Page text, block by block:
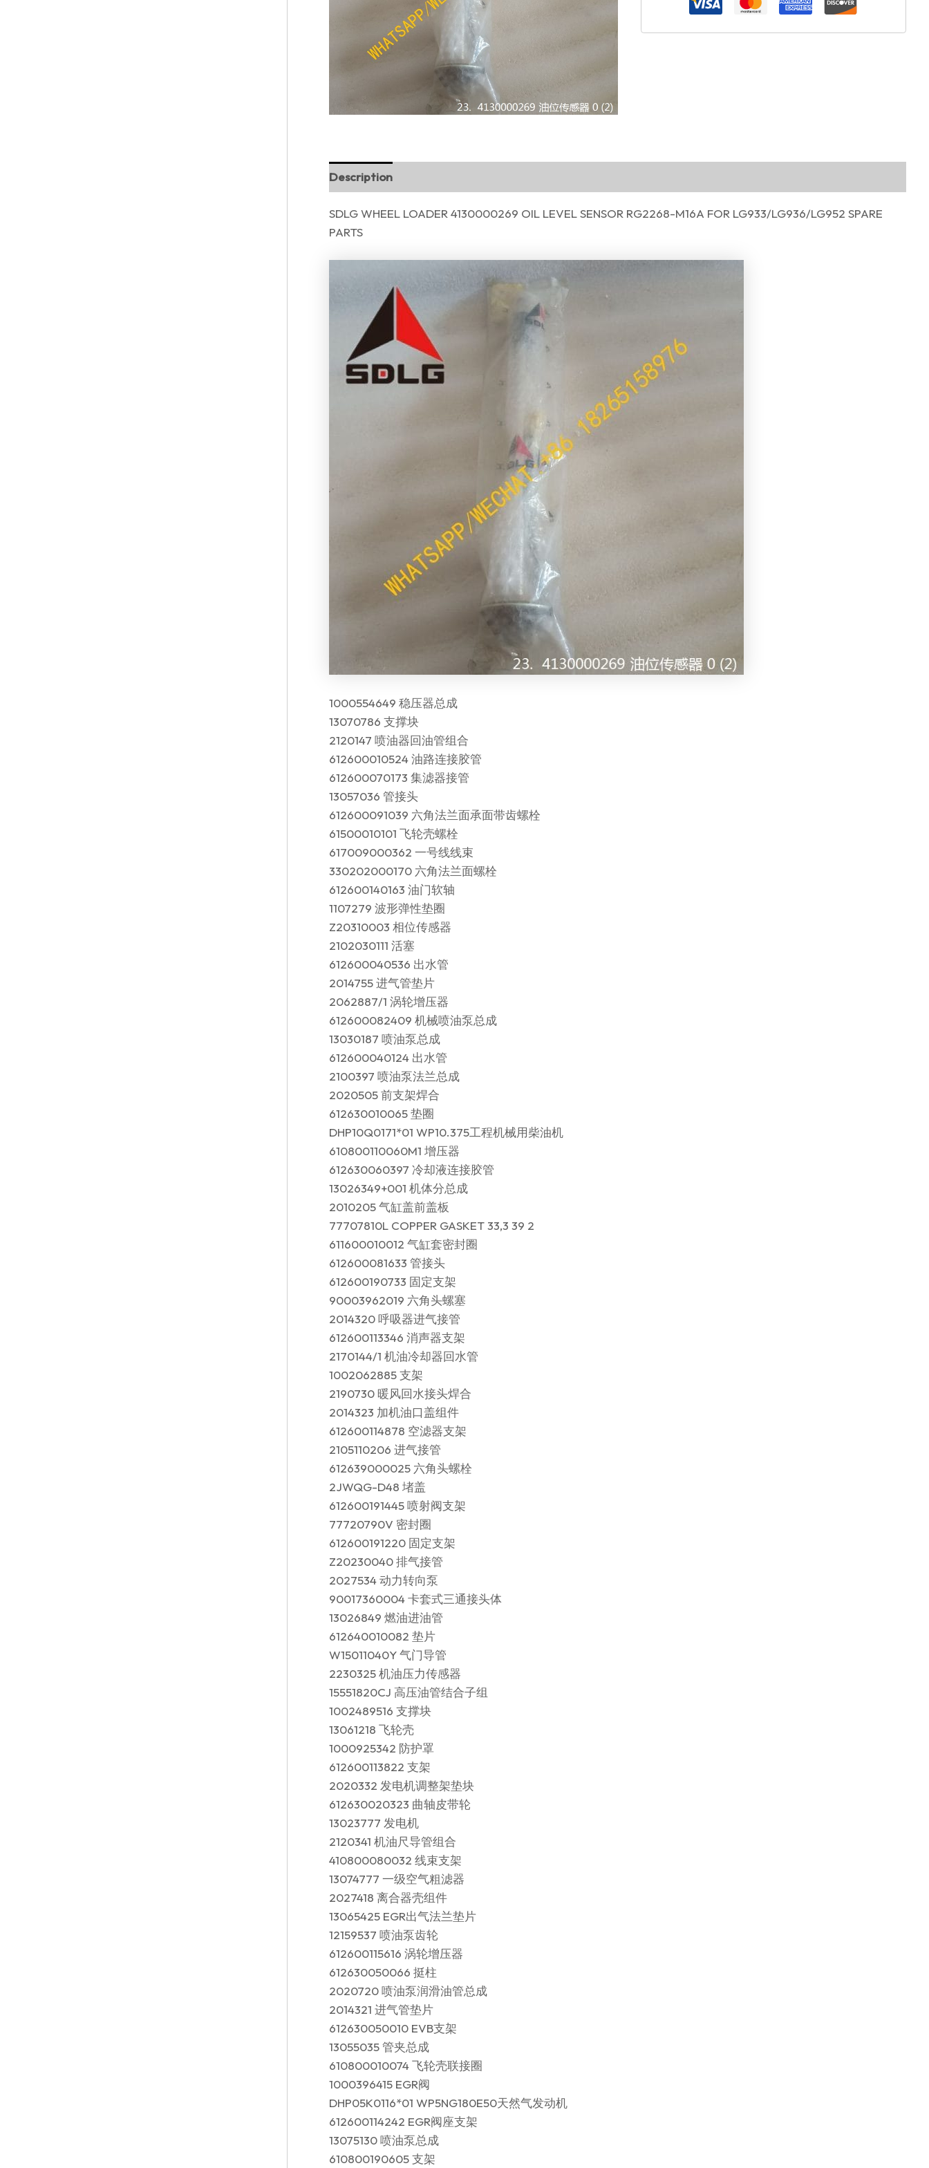
Description
SDLG WHEEL LOADER 4130000269 OIL LEVEL SENSOR RG2268-M16A FOR LG933/LG936/LG952 SPARE
PARTS
1000554649 稳压器总成
13070786 支撑块
2120147 喷油器回油管组合
612600010524 油路连接胶管
612600070173 集滤器接管
13057036 管接头
612600091039 六角法兰面承面带齿螺栓
61500010101 飞轮壳螺栓
617009000362 一号线线束
330202000170 六角法兰面螺栓
612600140163 油门软轴
1107279 波形弹性垫圈
Z20310003 相位传感器
2102030111 活塞
612600040536 出水管
2014755 进气管垫片
2062887/1 涡轮增压器
612600082409 机械喷油泵总成
13030187 喷油泵总成
612600040124 出水管
2100397 喷油泵法兰总成
2020505 前支架焊合
612630010065 垫圈
DHP10Q0171*01 WP10.375工程机械用柴油机
610800110060M1 增压器
612630060397 冷却液连接胶管
13026349+001 机体分总成
2010205 气缸盖前盖板
77707810L COPPER GASKET 33,3 39 2
611600010012 气缸套密封圈
612600081633 管接头
612600190733 固定支架
90003962019 六角头螺塞
2014320 呼吸器进气接管
612600113346 消声器支架
2170144/1 机油冷却器回水管
1002062885 支架
2190730 暖风回水接头焊合
2014323 加机油口盖组件
612600114878 空滤器支架
2105110206 进气接管
612639000025 六角头螺栓
2JWQG-D48 堵盖
612600191445 喷射阀支架
77720790V 密封圈
612600191220 固定支架
Z20230040 排气接管
2027534 动力转向泵
90017360004 卡套式三通接头体
13026849 燃油进油管
612640010082 垫片
W15011040Y 气门导管
2230325 机油压力传感器
15551820CJ 高压油管结合子组
1002489516 支撑块
13061218 飞轮壳
1000925342 防护罩
612600113822 支架
2020332 发电机调整架垫块
612630020323 曲轴皮带轮
13023777 发电机
2120341 机油尺导管组合
410800080032 线束支架
13074777 一级空气粗滤器
2027418 离合器壳组件
13065425 EGR出气法兰垫片
12159537 喷油泵齿轮
612600115616 涡轮增压器
612630050066 挺柱
2020720 喷油泵润滑油管总成
2014321 进气管垫片
612630050010 EVB支架
13055035 管夹总成
610800010074 飞轮壳联接圈
1000396415 EGR阀
DHP05K0116*01 WP5NG180E50天然气发动机
612600114242 EGR阀座支架
13075130 喷油泵总成
610800190605 支架